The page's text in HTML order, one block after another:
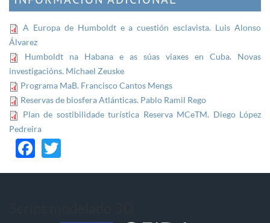
A Europa de Humboldt e a cuestión esclavista. Luis Alonso
Álvarez
Humboldt na Habana e as súas viaxes en Cuba. Novas
investigacións. Michael Zeuske
Programa MaB. Francisco Cantos Mengs
Reservas de biosfera Atlánticas. Pablo Ramil Rego
Plan de sostibilidade turística Reserva MCeTM. Diego López
Pedreira
Facebook